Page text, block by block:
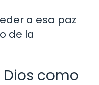
a esa paz
de la
Dios como